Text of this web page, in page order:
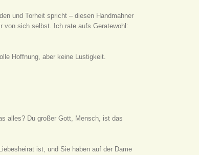
und Torheit spricht – diesen Handmahner
von sich selbst. Ich rate aufs Geratewohl:
Hoffnung, aber keine Lustigkeit.
alles? Du großer Gott, Mensch, ist das
ist, und Sie haben auf der Dame